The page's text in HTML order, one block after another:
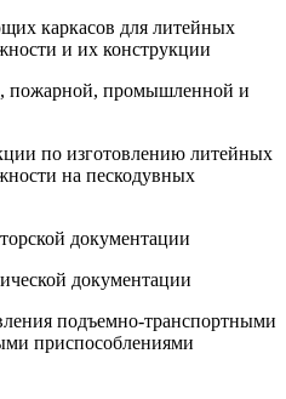
каркасов для литейных
и их конструкции
пожарной, промышленной и
по изготовлению литейных
на пескодувных
документации
документации
подъемно-транспортными
приспособлениями